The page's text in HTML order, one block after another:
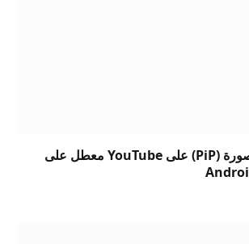
وضع صورة داخل صورة (PiP) على YouTube معطل على